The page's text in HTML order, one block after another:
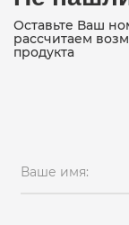
Оставьте Ваш
рассчитаем
продукта
Ваше имя: